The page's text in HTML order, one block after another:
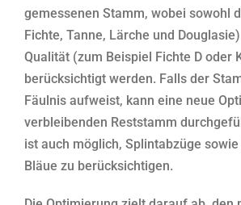
gemessenen Stamm, wobei sowohl
Fichte, Tanne, Lärche und
Qualität (zum Beispiel Fichte D oder
berücksichtigt werden. Falls der
Fäulnis aufweist, kann eine neue
verbleibenden Reststamm
ist auch möglich, Splintabzüge
Bläue zu berücksichtigen.